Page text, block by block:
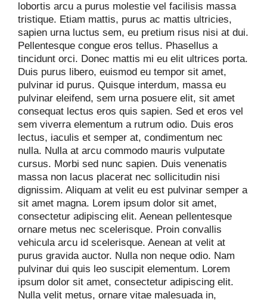
lobortis arcu a purus molestie vel facilisis massa
tristique. Etiam mattis, purus ac mattis ultricies,
sapien urna luctus sem, eu pretium risus nisi at dui.
Pellentesque congue eros tellus. Phasellus a
tincidunt orci. Donec mattis mi eu elit ultrices porta.
Duis purus libero, euismod eu tempor sit amet,
pulvinar id purus. Quisque interdum, massa eu
pulvinar eleifend, sem urna posuere elit, sit amet
consequat lectus eros quis sapien. Sed et eros vel
sem viverra elementum a rutrum odio. Duis eros
lectus, iaculis et semper at, condimentum nec
nulla. Nulla at arcu commodo mauris vulputate
cursus. Morbi sed nunc sapien. Duis venenatis
massa non lacus placerat nec sollicitudin nisi
dignissim. Aliquam at velit eu est pulvinar semper a
sit amet magna. Lorem ipsum dolor sit amet,
consectetur adipiscing elit. Aenean pellentesque
ornare metus nec scelerisque. Proin convallis
vehicula arcu id scelerisque. Aenean at velit at
purus gravida auctor. Nulla non neque odio. Nam
pulvinar dui quis leo suscipit elementum. Lorem
ipsum dolor sit amet, consectetur adipiscing elit.
Nulla velit metus, ornare vitae malesuada in,